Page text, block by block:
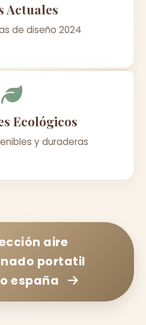
Actuales
de diseño 2024
Ecológicos
y duraderas
aire
portatil
españa